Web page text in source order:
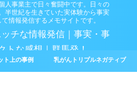
人事業主で日々奮闘中です。日々の
半世紀を生きていた実体験から事実
情報発信するメモサイトです。
ト上の事例 乳がんトリプルネガティブ